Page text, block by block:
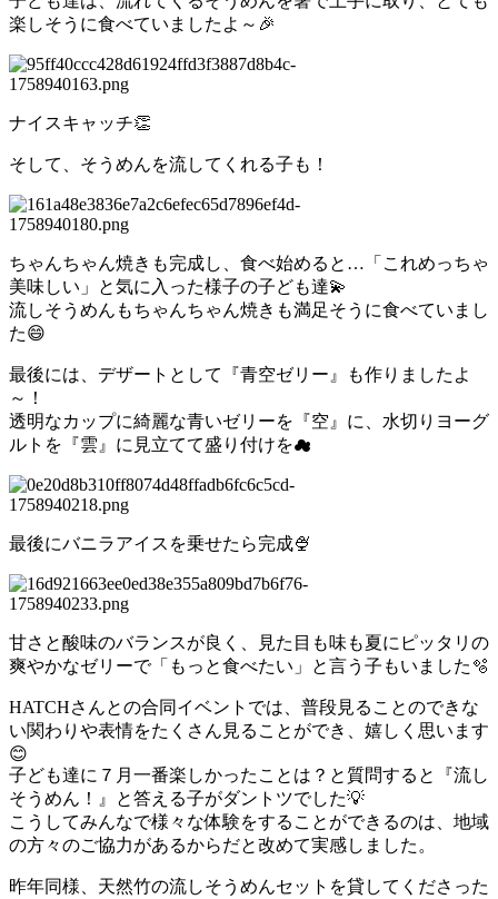
楽しそうに食べていましたよ～🎉
ナイスキャッチ👏
そして、そうめんを流してくれる子も！
ちゃんちゃん焼きも完成し、食べ始めると…「これめっちゃ
美味しい」と気に入った様子の子ども達💫
流しそうめんもちゃんちゃん焼きも満足そうに食べていまし
た😄
最後には、デザートとして『青空ゼリー』も作りましたよ
～！
透明なカップに綺麗な青いゼリーを『空』に、水切りヨーグ
ルトを『雲』に見立てて盛り付けを☁
最後にバニラアイスを乗せたら完成🍨
甘さと酸味のバランスが良く、見た目も味も夏にピッタリの
爽やかなゼリーで「もっと食べたい」と言う子もいました🫧
HATCHさんとの合同イベントでは、普段見ることのできな
い関わりや表情をたくさん見ることができ、嬉しく思います
😊
子ども達に７月一番楽しかったことは？と質問すると『流し
そうめん！』と答える子がダントツでした💡
こうしてみんなで様々な体験をすることができるのは、地域
の方々のご協力があるからだと改めて実感しました。
昨年同様、天然竹の流しそうめんセットを貸してくださった